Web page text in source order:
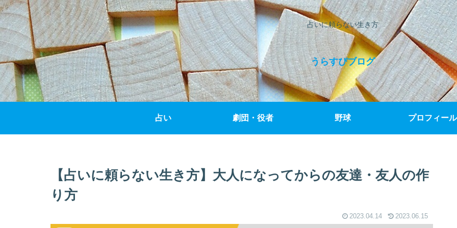
占いに頼らない生き方
うらすぴブログ
占い 劇団・役者 野球 プロフィール
【占いに頼らない生き方】大人になってからの友達・友人の作
り方
2023.04.14 2023.06.15